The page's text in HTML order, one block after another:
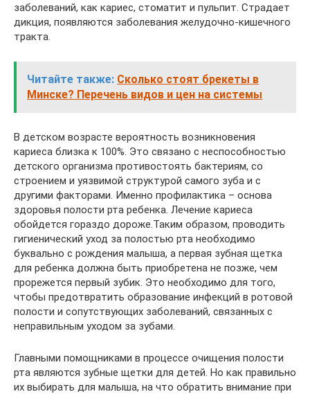
заболеваний, как кариес, стоматит и пульпит. Страдает
дикция, появляются заболевания желудочно-кишечного
тракта.
Читайте также: Сколько стоят брекеты в
Минске? Перечень видов и цен на системы
В детском возрасте вероятность возникновения
кариеса близка к 100%. Это связано с неспособностью
детского организма противостоять бактериям, со
строением и уязвимой структурой самого зуба и с
другими факторами. Именно профилактика – основа
здоровья полости рта ребенка. Лечение кариеса
обойдется гораздо дороже.Таким образом, проводить
гигиенический уход за полостью рта необходимо
буквально с рождения малыша, а первая зубная щетка
для ребенка должна быть приобретена не позже, чем
прорежется первый зубик. Это необходимо для того,
чтобы предотвратить образование инфекций в ротовой
полости и сопутствующих заболеваний, связанных с
неправильным уходом за зубами.
Главными помощниками в процессе очищения полости
рта являются зубные щетки для детей. Но как правильно
их выбирать для малыша, на что обратить внимание при